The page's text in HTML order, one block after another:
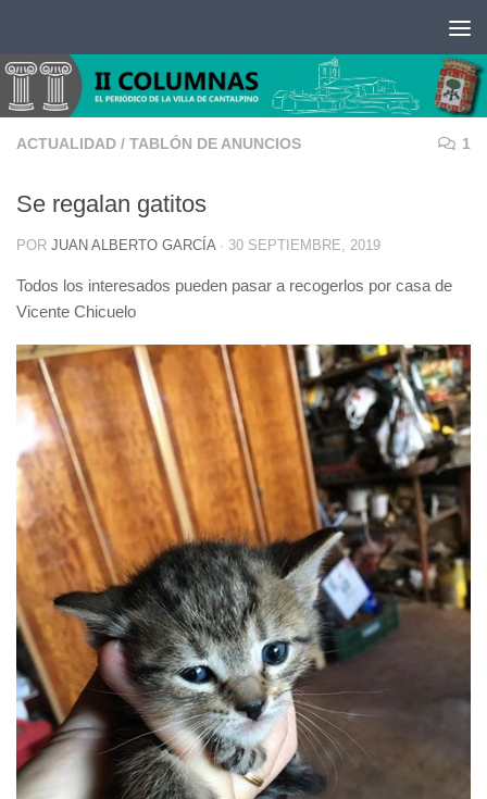
ACTUALIDAD / TABLÓN DE ANUNCIOS 1
Se regalan gatitos
POR JUAN ALBERTO GARCÍA · 30 SEPTIEMBRE, 2019
Todos los interesados pueden pasar a recogerlos por casa de
Vicente Chicuelo